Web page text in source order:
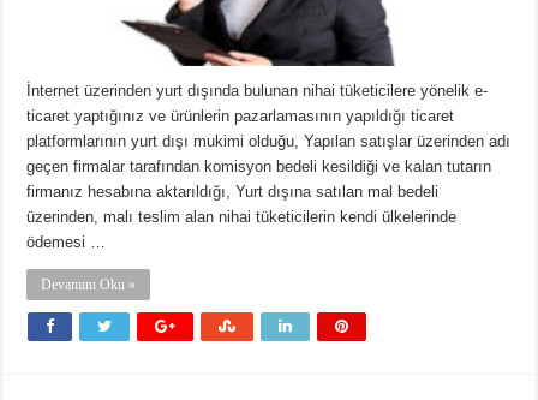
İnternet üzerinden yurt dışında bulunan nihai tüketicilere yönelik e-
ticaret yaptığınız ve ürünlerin pazarlamasının yapıldığı ticaret
platformlarının yurt dışı mukimi olduğu, Yapılan satışlar üzerinden adı
geçen firmalar tarafından komisyon bedeli kesildiği ve kalan tutarın
firmanız hesabına aktarıldığı, Yurt dışına satılan mal bedeli
üzerinden, malı teslim alan nihai tüketicilerin kendi ülkelerinde
ödemesi …
Devamını Oku »